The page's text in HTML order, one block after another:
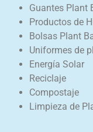
Guantes Plant
Productos de
Bolsas Plant
Uniformes de
Energía Solar
Reciclaje
Compostaje
Limpieza de